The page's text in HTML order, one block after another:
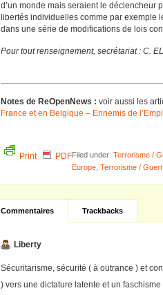
d’un monde mais seraient le déclencheur
libertés individuelles comme par exemple
dans une série de modifications de lois
Pour tout renseignement, secrétariat : C.
Notes de ReOpenNews :voir aussi les
France et en Belgique – Ennemis de
Print PDFFiled under: Terrorisme /
Europe Terrorisme /
Commentaires Trackbacks
Liberty
Sécuritarisme, sécurité ( à outrance ) et
) vers une dictature latente et un